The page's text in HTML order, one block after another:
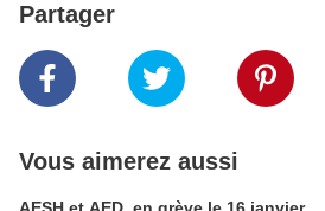
Partager
Vous aimerez aussi